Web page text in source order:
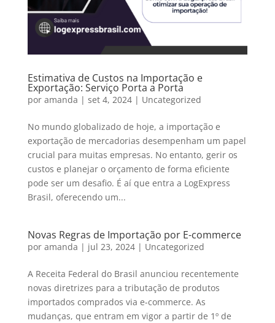
Estimativa de Custos na Importação e
Exportação: Serviço Porta a Porta
por amanda | set 4, 2024| Uncategorized
No mundo globalizado de hoje, a importação e
exportação de mercadorias desempenham um papel
crucial para muitas empresas. No entanto, gerir os
custos e planejar o orçamento de forma eficiente
pode ser um desafio. É aí que entra a LogExpress
Brasil, oferecendo um...
Novas Regras de Importação por E-commerce
por amanda | jul 23, 2024| Uncategorized
A Receita Federal do Brasil anunciou recentemente
novas diretrizes para a tributação de produtos
importados comprados via e-commerce. As
mudanças, que entram em vigor a partir de 1º de